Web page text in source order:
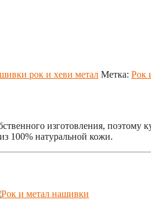
рок и хеви метал Метка: Рок
изготовления,
100% натуральной кожи.